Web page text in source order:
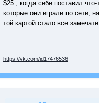
$25 , когда себе поставил
которые они играли по сети,
той картой стало все
https://vk.com/id17476536